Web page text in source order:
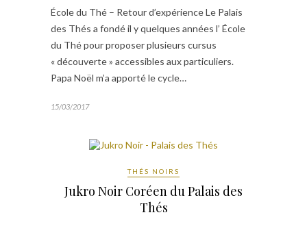
École du Thé – Retour d’expérience Le Palais
des Thés a fondé il y quelques années l’ École
du Thé pour proposer plusieurs cursus
« découverte » accessibles aux particuliers.
Papa Noël m’a apporté le cycle…
15/03/2017
THÉS NOIRS
Jukro Noir Coréen du Palais des
Thés